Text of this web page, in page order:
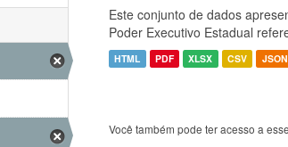
Este conjunto de dados
Poder Executivo Estadual
HTML PDF XLSX CSV JSON
Você também pode ter acesso a